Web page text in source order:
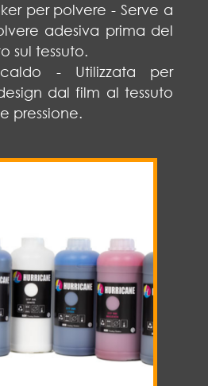
per polvere - Serve a
adesiva prima del
sul tessuto.
- Utilizzata per
dal film al tessuto
pressione.